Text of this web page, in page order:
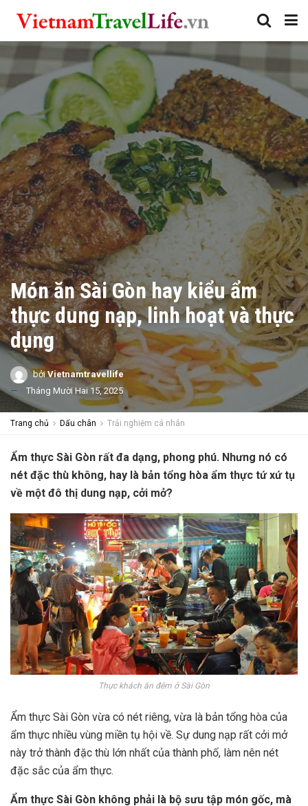
Món ăn Sài Gòn hay kiểu ẩm
thực dung nạp, linh hoạt và thực
dụng
bởi Vietnamtravellife
Tháng Mười Hai 15, 2025
Trang chủ Dấu chân Trải nghiệm cá nhân
Ẩm thực Sài Gòn rất đa dạng, phong phú. Nhưng nó có
nét đặc thù không, hay là bản tổng hòa ẩm thực tứ xứ tụ
về một đô thị dung nạp, cởi mở?
Thực khách ăn đêm ở Sài Gòn
Ẩm thực Sài Gòn vừa có nét riêng, vừa là bản tổng hòa của
ẩm thực nhiều vùng miền tụ hội về. Sự dung nạp rất cởi mở
này trở thành đặc thù lớn nhất của thành phố, làm nên nét
đặc sắc của ẩm thực.
Ẩm thực Sài Gòn không phải là bộ sưu tập món gốc, mà